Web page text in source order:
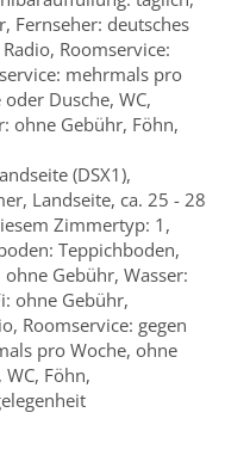
Fernseher: deutsches
Roomservice:
mehrmals pro
Dusche, WC,
ohne Gebühr, Föhn,
(DSX1),
Landseite, ca. 25 - 28
Zimmertyp: 1,
Teppichboden,
Gebühr, Wasser:
ohne Gebühr,
Roomservice: gegen
pro Woche, ohne
Föhn,